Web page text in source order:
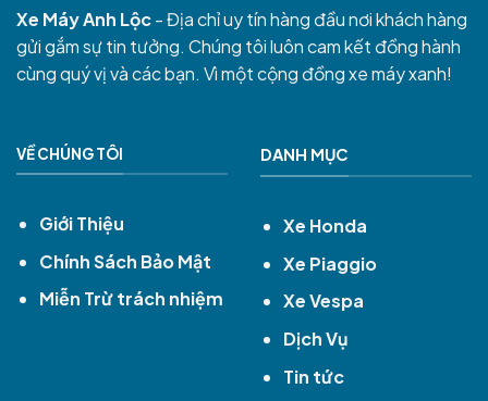
Xe Máy Anh Lộc- Địa chỉ uy tín hàng đầu nơi khách hàng
gửi gắm sự tin tưởng. Chúng tôi luôn cam kết đồng hành
cùng quý vị và các bạn. Vì một cộng đồng xe máy xanh!
VỀ CHÚNG TÔI
Giới Thiệu
Chính Sách Bảo Mật
Miễn Trừ trách nhiệm
DANH MỤC
Xe Honda
Xe Piaggio
Xe Vespa
Dịch Vụ
Tin tức